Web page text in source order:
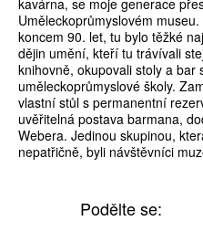
kavárna, se moje generace
Uměleckoprůmyslovém
koncem 90. let, tu bylo těžké
dějin umění, kteří tu trávívali
knihovně, okupovali stoly a bar
uměleckoprůmyslové školy.
vlastní stůl s permanentní
uvěřitelná postava barmana,
Webera. Jedinou skupinou,
nepatřičně, byli návštěvníci
Podělte se: